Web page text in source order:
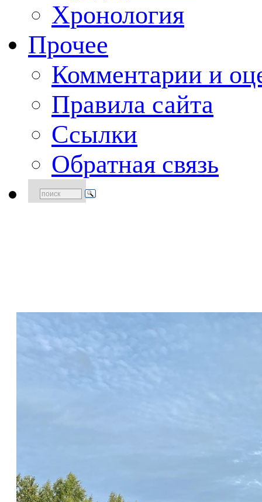
Хронология
Прочее
Комментарии и
Правила сайта
Ссылки
Обратная связь